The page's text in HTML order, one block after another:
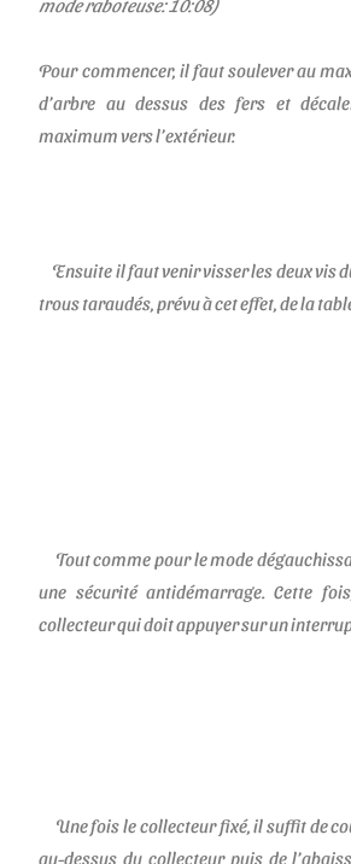
mode raboteuse: 10:08)
Pour commencer, il faut soulever au
d’arbre au dessus des fers et
maximum vers l’extérieur.
Ensuite il faut venir visser les deux vis
trous taraudés, prévu à cet effet, de la
Tout comme pour le mode
une sécurité antidémarrage. Cette
collecteur qui doit appuyer sur un
Une fois le collecteur fixé, il suffit de
au-dessus du collecteur puis de